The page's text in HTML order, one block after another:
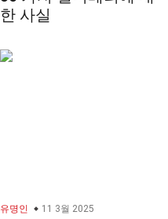
한 사실
유명인 11 3월 2025